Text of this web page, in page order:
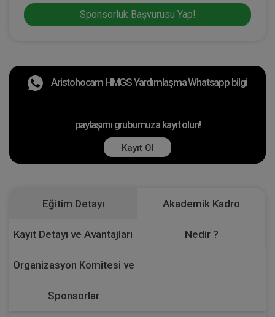
Sponsorluk Başvurusu Yap!
Aristohocam HMGS Yardımlaşma Whatsapp bilgi
paylaşımı grubumuza kayıt olun!
Kayıt Ol
Eğitim Detayı Akademik Kadro
Kayıt Detayı ve Avantajları Nedir ?
Organizasyon Komitesi ve
Sponsorlar